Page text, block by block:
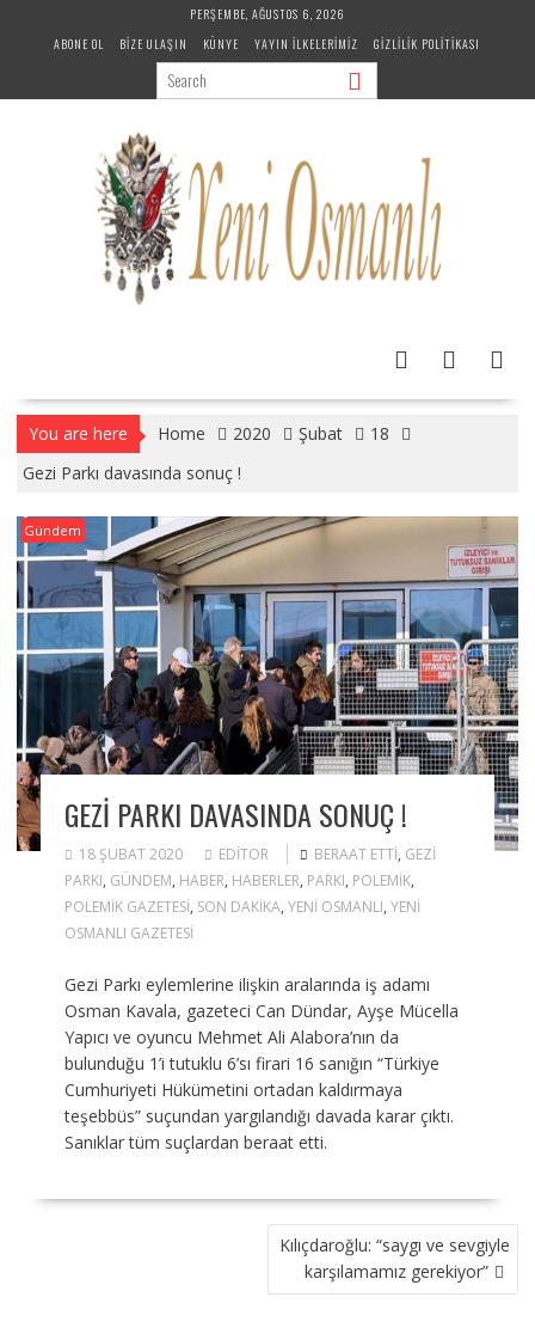
PERŞEMBE, AĞUSTOS 6, 2026
ABONE OL
BIZE ULAŞIN KÜNYE YAYIN İLKELERIMIZ GIZLILIK POLITIKASI
You are here Home 2020 Şubat
18
Gezi Parkı davasında sonuç !
Gündem
GEZI PARKI DAVASINDA SONUÇ !
18 ŞUBAT 2020 EDITOR BERAAT ETTI, GEZI
PARKI, GÜNDEM, HABER, HABERLER, PARKI, POLEMIK,
POLEMIK GAZETESI, SON DAKIKA, YENI OSMANLI, YENI
OSMANLI GAZETESI
Gezi Parkı eylemlerine ilişkin aralarında iş adamı
Osman Kavala, gazeteci Can Dündar, Ayşe Mücella
Yapıcı ve oyuncu Mehmet Ali Alabora’nın da
bulunduğu 1’i tutuklu 6’sı firari 16 sanığın “Türkiye
Cumhuriyeti Hükümetini ortadan kaldırmaya
teşebbüs” suçundan yargılandığı davada karar çıktı.
Sanıklar tüm suçlardan beraat etti.
Kılıçdaroğlu: “saygı ve sevgiyle
karşılamamız gerekiyor”